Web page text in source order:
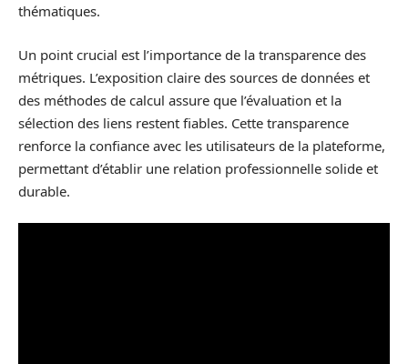
thématiques.
Un point crucial est l’importance de la transparence des
métriques. L’exposition claire des sources de données et
des méthodes de calcul assure que l’évaluation et la
sélection des liens restent fiables. Cette transparence
renforce la confiance avec les utilisateurs de la plateforme,
permettant d’établir une relation professionnelle solide et
durable.